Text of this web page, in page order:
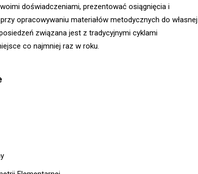
doświadczeniami, prezentować osiągnięcia i
opracowywaniu materiałów metodycznych do własnej
związana jest z tradycyjnymi cyklami
co najmniej raz w roku.